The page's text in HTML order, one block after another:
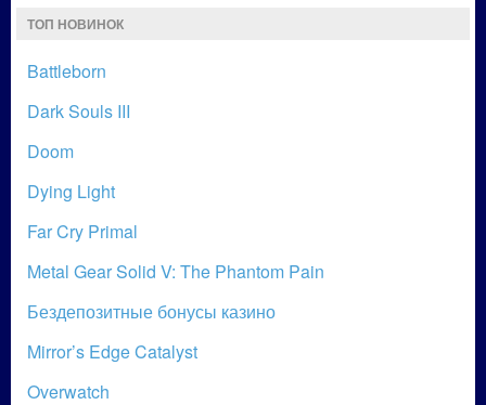
ТОП НОВИНОК
Battleborn
Dark Souls III
Doom
Dying Light
Far Cry Primal
Metal Gear Solid V: The Phantom Pain
Бездепозитные бонусы казино
Mirror’s Edge Catalyst
Overwatch